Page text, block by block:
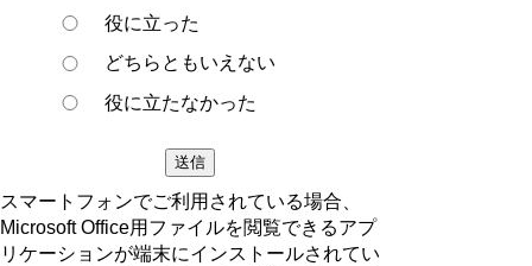
役に立った
どちらともいえない
役に立たなかった
スマートフォンでご利用されている場合、
Microsoft Office用ファイルを閲覧できるアプ
リケーションが端末にインストールされてい